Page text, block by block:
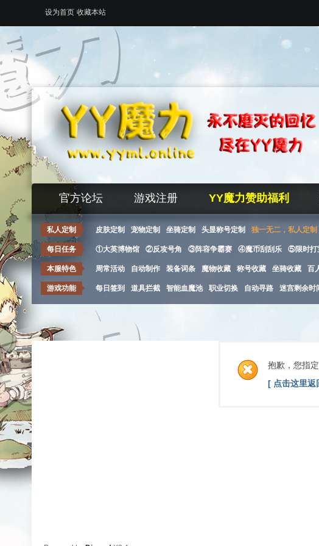
设为首页 收藏本站
官方论坛 游戏注册 YY魔力赞助福利
私人定制 皮肤定制 宠物定制 坐骑定制 头显称号定制 独一无二，私人定制
每日任务 ①大英博物馆 ②反攻号角 ③阵容争霸赛 ④魔币刮刮乐 ⑤限时打
本服特色 周常活动 自动制作 装备词条 魔物收藏 称号收藏 坐骑收藏 百
游戏功能 每日签到 道具拦截 智能血魔池 职业切换 自动寻路 迷宫剩余时
抱歉，您指
[ 点击这里返